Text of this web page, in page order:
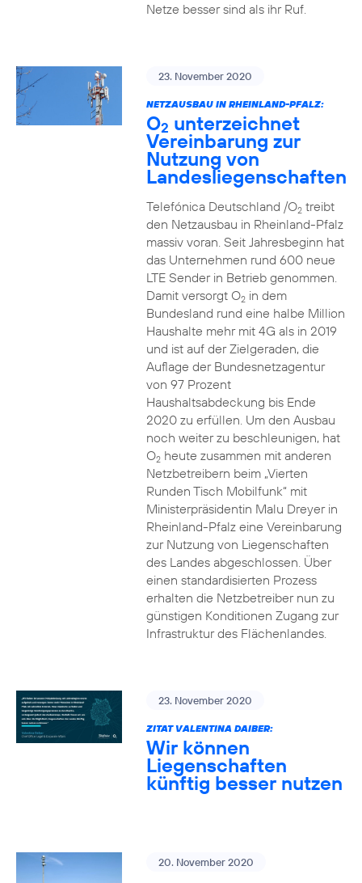
Netze besser sind als ihr Ruf.
23. November 2020
NETZAUSBAU IN RHEINLAND-PFALZ:
O2 unterzeichnet
Vereinbarung zur
Nutzung von
Landesliegenschaften
Telefónica Deutschland /O2treibt
den Netzausbau in Rheinland-Pfalz
massiv voran. Seit Jahresbeginn hat
das Unternehmen rund 600 neue
LTE Sender in Betrieb genommen.
Damit versorgt O2in dem
Bundesland rund eine halbe Million
Haushalte mehr mit 4G als in 2019
und ist auf der Zielgeraden, die
Auflage der Bundesnetzagentur
von 97 Prozent
Haushaltsabdeckung bis Ende
2020 zu erfüllen. Um den Ausbau
noch weiter zu beschleunigen, hat
O2heute zusammen mit anderen
Netzbetreibern beim „Vierten
Runden Tisch Mobilfunk“ mit
Ministerpräsidentin Malu Dreyer in
Rheinland-Pfalz eine Vereinbarung
zur Nutzung von Liegenschaften
des Landes abgeschlossen. Über
einen standardisierten Prozess
erhalten die Netzbetreiber nun zu
günstigen Konditionen Zugang zur
Infrastruktur des Flächenlandes.
23. November 2020
ZITAT VALENTINA DAIBER:
Wir können
Liegenschaften
künftig besser nutzen
20. November 2020